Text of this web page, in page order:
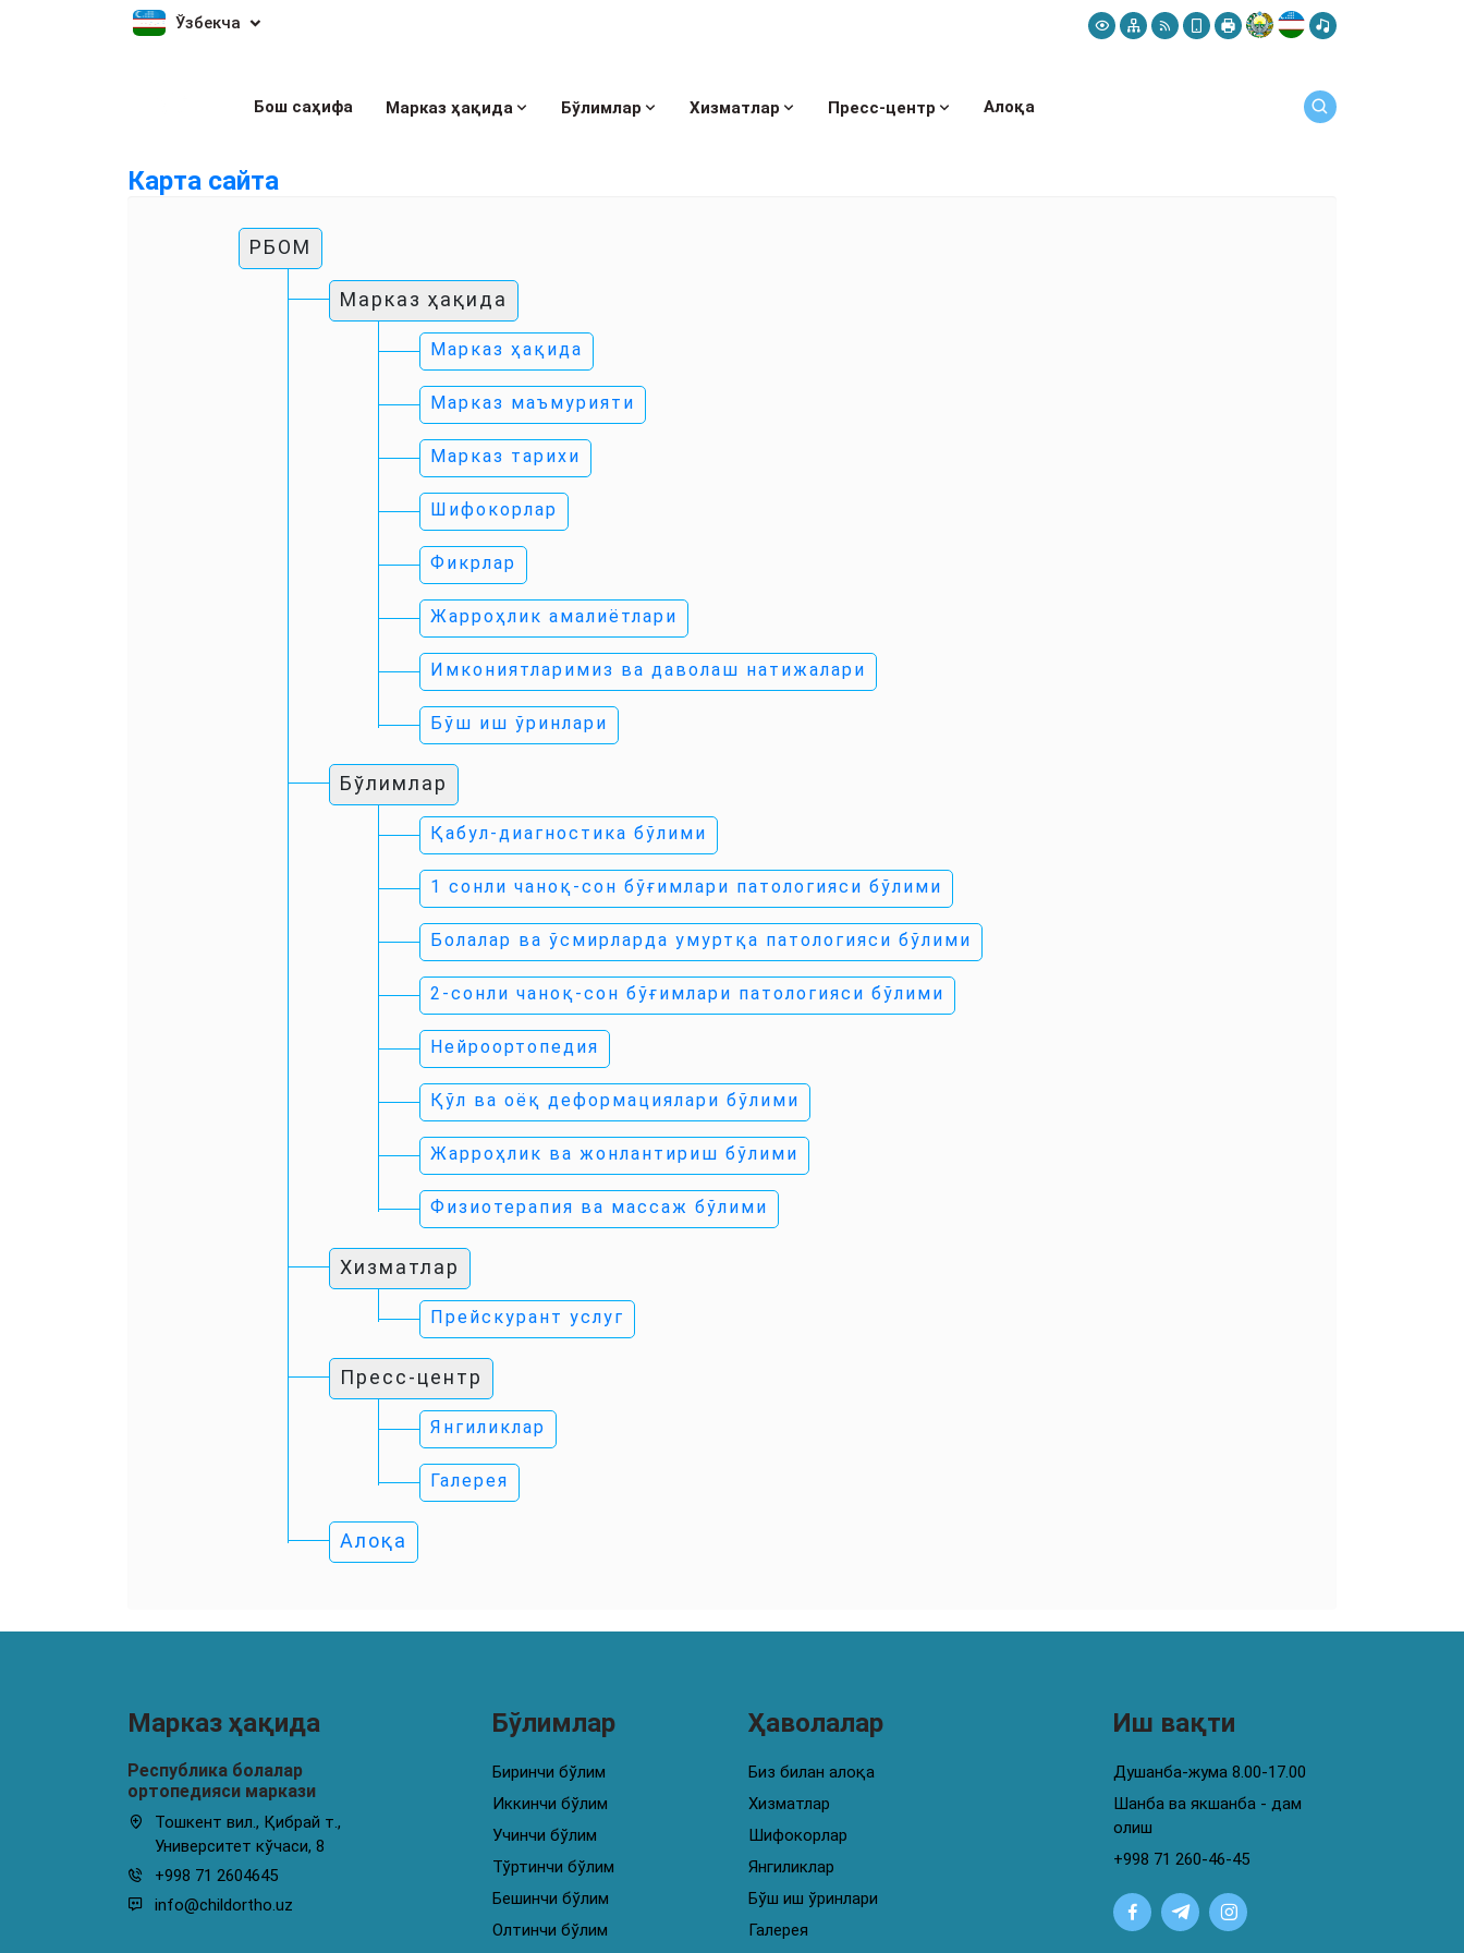
Ўзбекча
Бош саҳифа Марказ ҳақида Бўлимлар Хизматлар Пресс-центр Алоқа
Карта сайта
РБОМ
Марказ ҳақида
Марказ ҳақида
Марказ маъмурияти
Марказ тарихи
Шифокорлар
Фикрлар
Жарроҳлик амалиётлари
Имкониятларимиз ва даволаш натижалари
Бўш иш ўринлари
Бўлимлар
Қабул-диагностика бўлими
1 сонли чаноқ-сон бўғимлари патологияси бўлими
Болалар ва ўсмирларда умуртқа патологияси бўлими
2-сонли чаноқ-сон бўғимлари патологияси бўлими
Нейроортопедия
Қўл ва оёқ деформациялари бўлими
Жарроҳлик ва жонлантириш бўлими
Физиотерапия ва массаж бўлими
Хизматлар
Прейскурант услуг
Пресс-центр
Янгиликлар
Галерея
Алоқа
Марказ ҳақида
Республика болалар
ортопедияси маркази
Тошкент вил., Қибрай т.,
Университет кўчаси, 8
+998 71 2604645
info@childortho.uz
Бўлимлар
Биринчи бўлим
Иккинчи бўлим
Учинчи бўлим
Тўртинчи бўлим
Бешинчи бўлим
Олтинчи бўлим
Ҳаволалар
Биз билан алоқа
Хизматлар
Шифокорлар
Янгиликлар
Бўш иш ўринлари
Галерея
Иш вақти
Душанба-жума 8.00-17.00
Шанба ва якшанба - дам
олиш
+998 71 260-46-45